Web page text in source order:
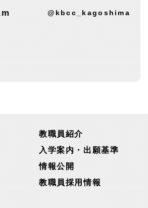
@kbcc_kagoshima
教職員紹介
入学案内・出願基準
情報公開
教職員採用情報